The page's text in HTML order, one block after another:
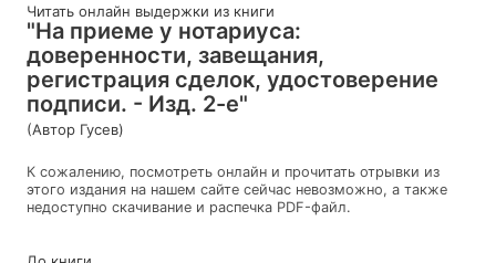
Читать онлайн выдержки из книги
"На приеме у нотариуса:
доверенности, завещания,
регистрация сделок, удостоверение
подписи. - Изд. 2-е"
(Автор Гусев)
К сожалению, посмотреть онлайн и прочитать отрывки из
этого издания на нашем сайте сейчас невозможно, а также
недоступно скачивание и распечка PDF-файл.